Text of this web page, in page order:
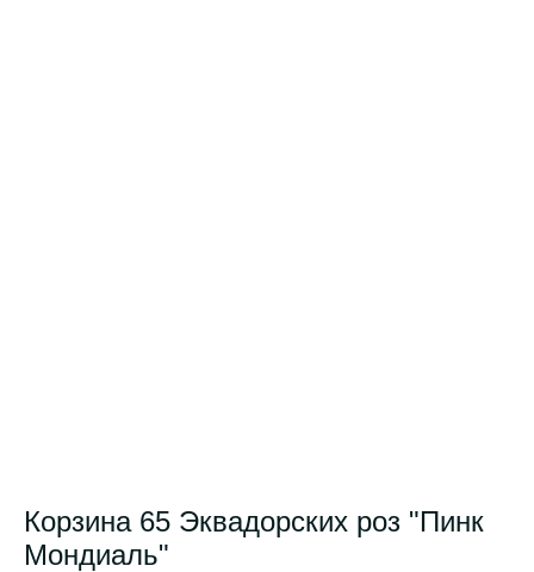
Корзина 65 Эквадорских роз "Пинк
Мондиаль"